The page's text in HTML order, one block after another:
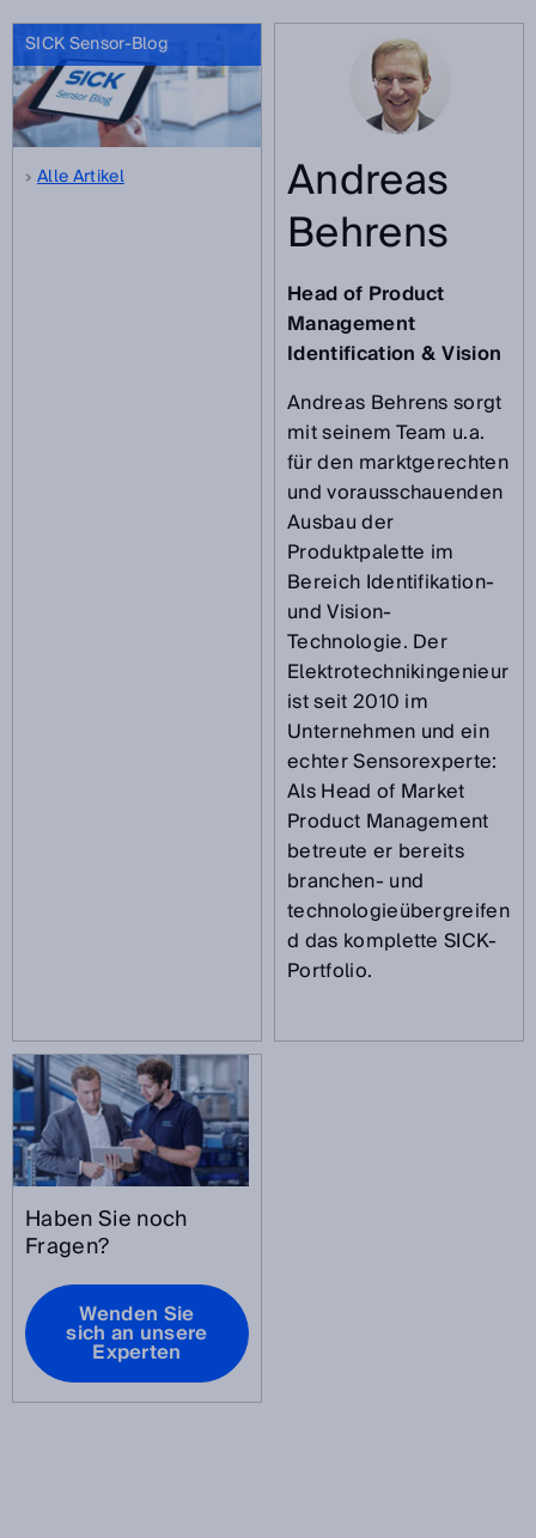
SICK Sensor-Blog
Alle Artikel Andreas
Behrens
Head of Product
Management
Identification & Vision
Andreas Behrens sorgt
mit seinem Team u.a.
für den marktgerechten
und vorausschauenden
Ausbau der
Produktpalette im
Bereich Identifikation-
und Vision-
Technologie. Der
Elektrotechnikingenieur
ist seit 2010 im
Unternehmen und ein
echter Sensorexperte:
Als Head of Market
Product Management
betreute er bereits
branchen- und
technologieübergreifen
d das komplette SICK-
Portfolio.
Haben Sie noch
Fragen?
Wenden Sie
sich an unsere
Experten